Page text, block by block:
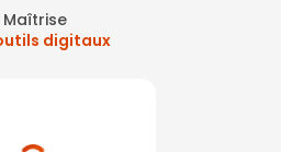
Maîtrise
digitaux